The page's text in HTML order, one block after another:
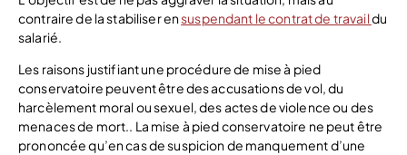
contraire de la stabiliser ensuspendant le contrat de travaildu
salarié.
Les raisons justifiant une procédure de mise à pied
conservatoire peuvent être des accusations de vol, du
harcèlement moral ou sexuel, des actes de violence ou des
menaces de mort.. La mise à pied conservatoire ne peut être
prononcée qu’en cas de suspicion de manquement d’une